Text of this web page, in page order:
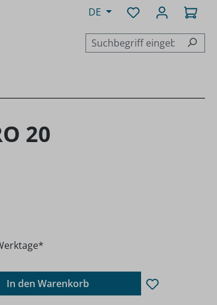
DE Du hast 0
20
Wert ein oder
In den Warenkorb